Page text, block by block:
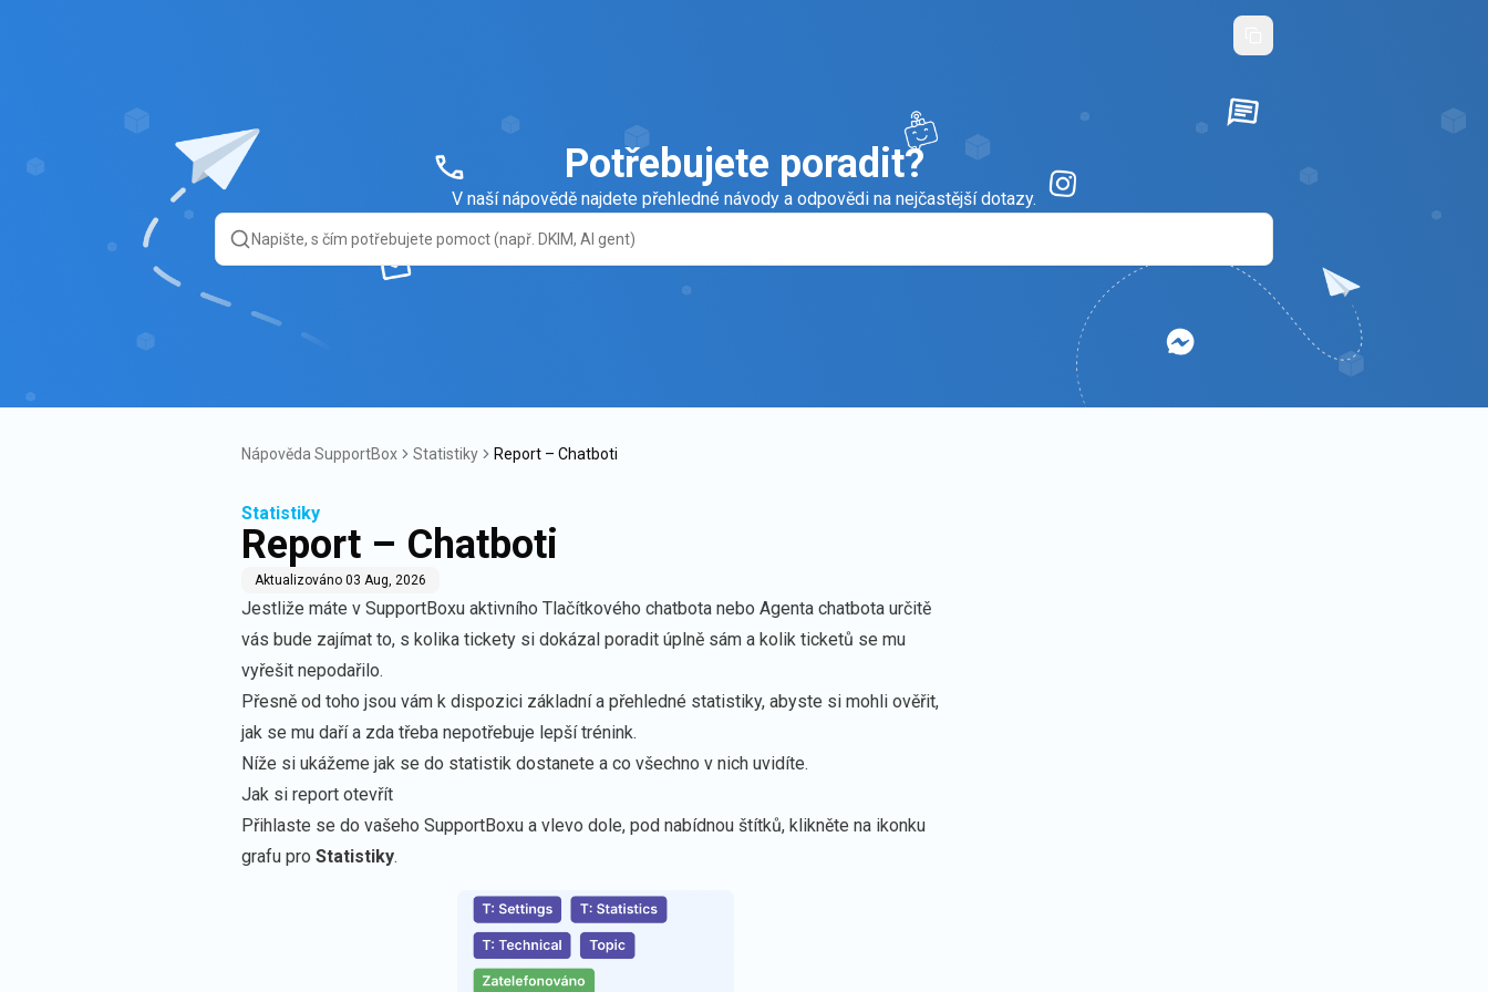
Potřebujete poradit?
V naší nápovědě najdete přehledné návody a odpovědi na nejčastější dotazy.
Nápověda SupportBox Statistiky Report – Chatboti
Statistiky
Report – Chatboti
Aktualizováno 03 Aug, 2026
Jestliže máte v SupportBoxu aktivního Tlačítkového chatbota nebo Agenta chatbota určitě
vás bude zajímat to, s kolika tickety si dokázal poradit úplně sám a kolik ticketů se mu
vyřešit nepodařilo.
Přesně od toho jsou vám k dispozici základní a přehledné statistiky, abyste si mohli ověřit,
jak se mu daří a zda třeba nepotřebuje lepší trénink.
Níže si ukážeme jak se do statistik dostanete a co všechno v nich uvidíte.
Jak si report otevřít
Přihlaste se do vašeho SupportBoxu a vlevo dole, pod nabídnou štítků, klikněte na ikonku
grafu pro Statistiky.